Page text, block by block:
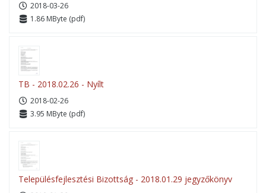
2018-03-26
1.86 MByte (pdf)
TB - 2018.02.26 - Nyílt
2018-02-26
3.95 MByte (pdf)
Településfejlesztési Bizottság - 2018.01.29 jegyzőkönyv